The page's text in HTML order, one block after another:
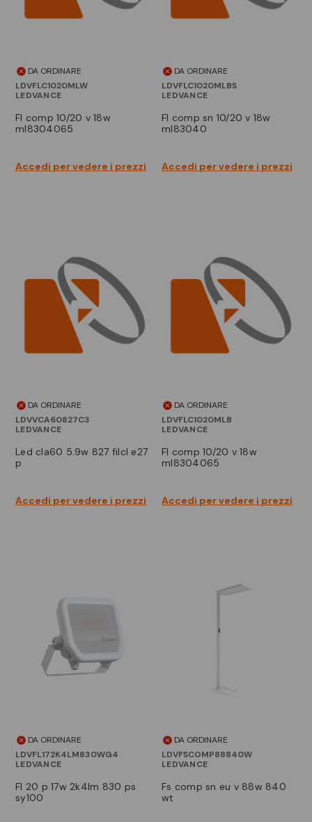
DA ORDINARE
LDVFLC1020MLW
LEDVANCE
fl comp 10/20 v 18w
ml8304065
Accedi per vedere i prezzi
DA ORDINARE
LDVFLC1020MLBS
LEDVANCE
fl comp sn 10/20 v 18w
ml83040
Accedi per vedere i prezzi
DA ORDINARE
LDVVCA60827C3
LEDVANCE
led cla60 5.9w 827 filcl e27
p
Accedi per vedere i prezzi
DA ORDINARE
LDVFLC1020MLB
LEDVANCE
fl comp 10/20 v 18w
ml8304065
Accedi per vedere i prezzi
DA ORDINARE
LDVFL172K4LM830WG4
LEDVANCE
fl 20 p 17w 2k4lm 830 ps
sy100
DA ORDINARE
LDVFSCOMP88840W
LEDVANCE
fs comp sn eu v 88w 840
wt